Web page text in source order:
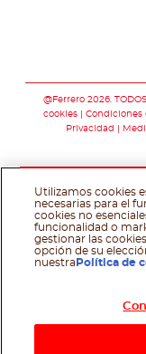
@Ferrero 2026.
cookies
Condiciones
Privacidad
Utilizamos cookies
necesarias para el
cookies no
funcionalidad o
gestionar las
opción de su
nuestra Política de